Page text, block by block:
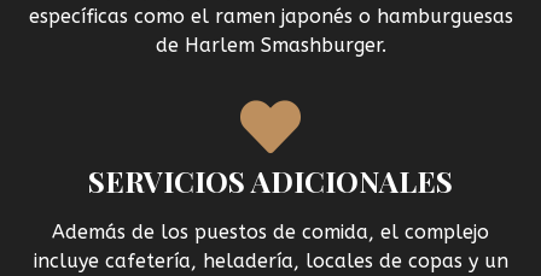
específicas como el ramen japonés o hamburguesas
de Harlem Smashburger.
SERVICIOS ADICIONALES
Además de los puestos de comida, el complejo
incluye cafetería, heladería, locales de copas y un